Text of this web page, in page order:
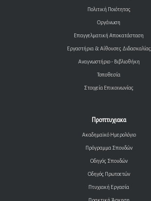
Πολιτική Ποιότητας
Οργάνωση
Επαγγελματική Αποκατάσταση
Εργαστήρια & Αίθουσες Διδασκαλίας
Αναγνωστήριο - Βιβλιοθήκη
Τοποθεσία
Στοιχεία Επικοινωνίας
Προπτυχιακα
Ακαδημαϊκό Ημερολόγιο
Πρόγραμμα Σπουδών
Οδηγός Σπουδών
Οδηγός Πρωτοετών
Πτυχιακή Εργασία